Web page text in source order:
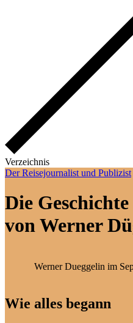
Verzeichnis
Der Reisejournalist und Publizist
Die
von Werner
Wer­ner Dueg­ge­lin im
Wie alles begann